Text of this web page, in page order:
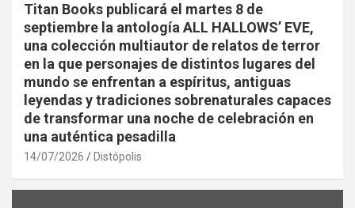
Titan Books publicará el martes 8 de
septiembre la antología ALL HALLOWS’ EVE,
una colección multiautor de relatos de terror
en la que personajes de distintos lugares del
mundo se enfrentan a espíritus, antiguas
leyendas y tradiciones sobrenaturales capaces
de transformar una noche de celebración en
una auténtica pesadilla
14/07/2026 Distópolis